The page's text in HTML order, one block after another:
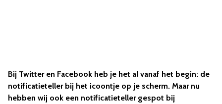
Bij Twitter en Facebook heb je het al vanaf het begin: de
notificatieteller bij het icoontje op je scherm. Maar nu
hebben wij ook een notificatieteller gespot bij